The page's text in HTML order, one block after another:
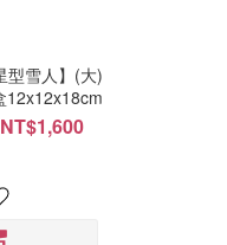
型雪人】(大)
12x12x18cm